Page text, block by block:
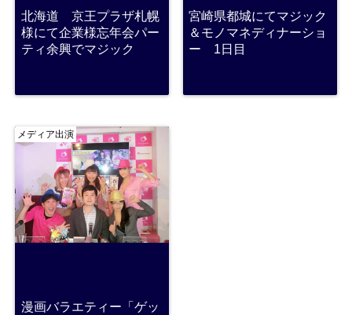
北海道 京王プラザ札幌
様にて企業様忘年会パー
ティ余興でマジック
宮崎県都城にてマジック
＆モノマネディナーショ
ー 1日目
メディア出演
漫画バラエティー「ゲッ